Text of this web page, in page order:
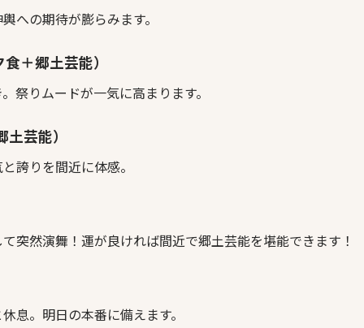
への期待が膨らみます。
＋郷土芸能）
祭りムードが一気に高まります。
芸能）
誇りを間近に体感。
突然演舞！運が良ければ間近で郷土芸能を堪能できます！
息。明日の本番に備えます。